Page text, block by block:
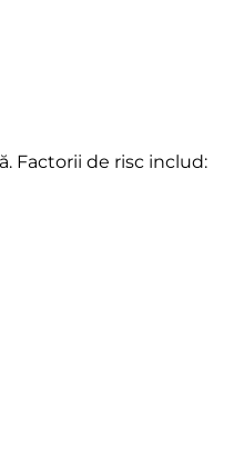
Factorii de risc includ: